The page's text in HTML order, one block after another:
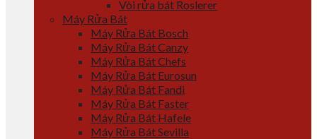
Vòi rửa bát Roslerer
Máy Rửa Bát
Máy Rửa Bát Bosch
Máy Rửa Bát Canzy
Máy Rửa Bát Chefs
Máy Rửa Bát Eurosun
Máy Rửa Bát Fandi
Máy Rửa Bát Faster
Máy Rửa Bát Hafele
Máy Rửa Bát Sevilla